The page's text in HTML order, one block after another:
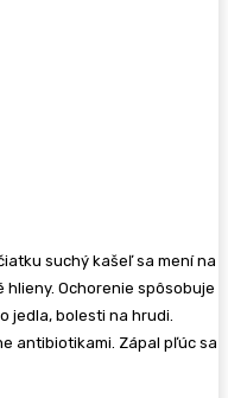
suchý kašeľ sa mení na
Ochorenie spôsobuje
jedla, bolesti na hrudi.
antibiotikami. Zápal pľúc sa